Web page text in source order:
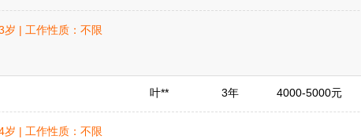
岁 | 工作性质：不限
叶** 3年 4000-5000元
岁 | 工作性质：不限